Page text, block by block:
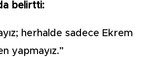
da belirtti:
herhalde sadece Ekrem
yapmayız.”